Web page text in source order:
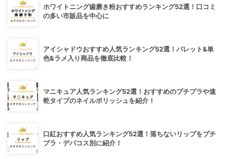
ホワイトニング歯磨き粉おすすめランキング52選！口コミ
の多い市販品を中心に
アイシャドウおすすめ人気ランキング52選！パレット&単
色&ラメ入り商品を徹底比較！
マニキュア人気ランキング52選！おすすめのプチプラや速
乾タイプのネイルポリッシュを紹介！
口紅おすすめ人気ランキング52選！落ちないリップをプチ
プラ・デパコス別に紹介！